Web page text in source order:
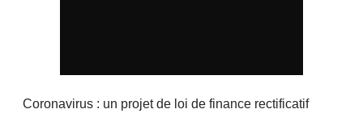
Coronavirus : un projet de loi de finance rectificatif